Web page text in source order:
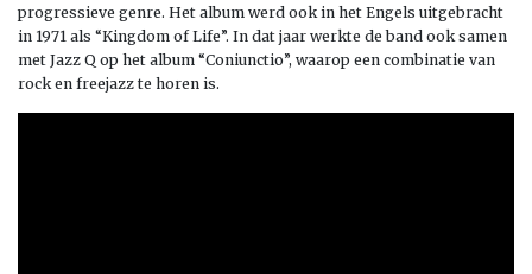
progressieve genre. Het album werd ook in het Engels uitgebracht
in 1971 als “Kingdom of Life”. In dat jaar werkte de band ook samen
met Jazz Q op het album “Coniunctio”, waarop een combinatie van
rock en freejazz te horen is.